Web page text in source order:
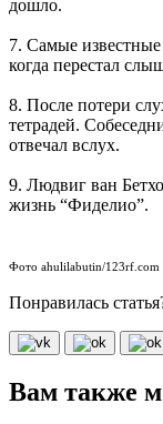
дошло.
7. Самые известные
когда перестал
8. После потери
тетрадей.
отвечал вслух.
9. Людвиг ван
жизнь “Фиделио”.
Фото ahulilabutin/123rf.com
Понравилась
Вам также